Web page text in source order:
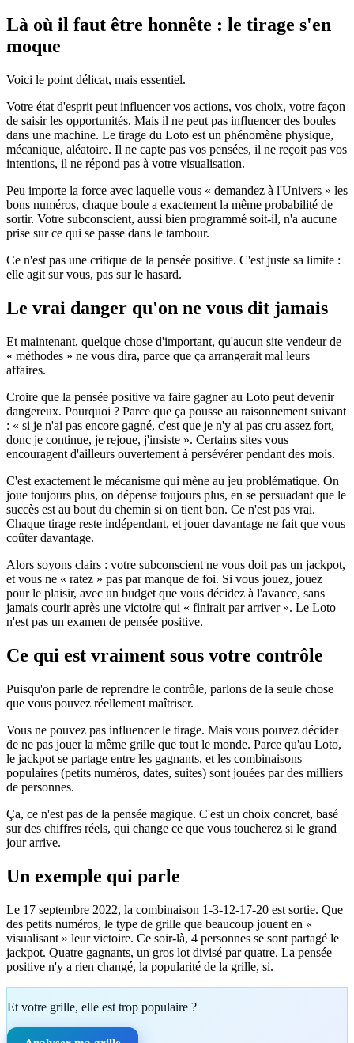
Là où il faut être honnête : le tirage s'en
moque
Voici le point délicat, mais essentiel.
Votre état d'esprit peut influencer vos actions, vos choix, votre façon
de saisir les opportunités. Mais il ne peut pas influencer des boules
dans une machine. Le tirage du Loto est un phénomène physique,
mécanique, aléatoire. Il ne capte pas vos pensées, il ne reçoit pas vos
intentions, il ne répond pas à votre visualisation.
Peu importe la force avec laquelle vous « demandez à l'Univers » les
bons numéros, chaque boule a exactement la même probabilité de
sortir. Votre subconscient, aussi bien programmé soit-il, n'a aucune
prise sur ce qui se passe dans le tambour.
Ce n'est pas une critique de la pensée positive. C'est juste sa limite :
elle agit sur vous, pas sur le hasard.
Le vrai danger qu'on ne vous dit jamais
Et maintenant, quelque chose d'important, qu'aucun site vendeur de
« méthodes » ne vous dira, parce que ça arrangerait mal leurs
affaires.
Croire que la pensée positive va faire gagner au Loto peut devenir
dangereux. Pourquoi ? Parce que ça pousse au raisonnement suivant
: « si je n'ai pas encore gagné, c'est que je n'y ai pas cru assez fort,
donc je continue, je rejoue, j'insiste ». Certains sites vous
encouragent d'ailleurs ouvertement à persévérer pendant des mois.
C'est exactement le mécanisme qui mène au jeu problématique. On
joue toujours plus, on dépense toujours plus, en se persuadant que le
succès est au bout du chemin si on tient bon. Ce n'est pas vrai.
Chaque tirage reste indépendant, et jouer davantage ne fait que vous
coûter davantage.
Alors soyons clairs : votre subconscient ne vous doit pas un jackpot,
et vous ne « ratez » pas par manque de foi. Si vous jouez, jouez
pour le plaisir, avec un budget que vous décidez à l'avance, sans
jamais courir après une victoire qui « finirait par arriver ». Le Loto
n'est pas un examen de pensée positive.
Ce qui est vraiment sous votre contrôle
Puisqu'on parle de reprendre le contrôle, parlons de la seule chose
que vous pouvez réellement maîtriser.
Vous ne pouvez pas influencer le tirage. Mais vous pouvez décider
de ne pas jouer la même grille que tout le monde. Parce qu'au Loto,
le jackpot se partage entre les gagnants, et les combinaisons
populaires (petits numéros, dates, suites) sont jouées par des milliers
de personnes.
Ça, ce n'est pas de la pensée magique. C'est un choix concret, basé
sur des chiffres réels, qui change ce que vous toucherez si le grand
jour arrive.
Un exemple qui parle
Le 17 septembre 2022, la combinaison 1-3-12-17-20 est sortie. Que
des petits numéros, le type de grille que beaucoup jouent en «
visualisant » leur victoire. Ce soir-là, 4 personnes se sont partagé le
jackpot. Quatre gagnants, un gros lot divisé par quatre. La pensée
positive n'y a rien changé, la popularité de la grille, si.
Et votre grille, elle est trop populaire ?